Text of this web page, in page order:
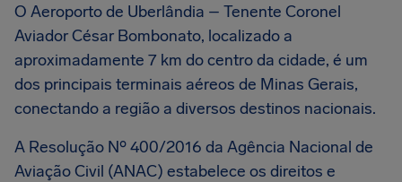
O Aeroporto de Uberlândia – Tenente Coronel
Aviador César Bombonato, localizado a
aproximadamente 7 km do centro da cidade, é um
dos principais terminais aéreos de Minas Gerais,
conectando a região a diversos destinos nacionais.
A Resolução Nº 400/2016 da Agência Nacional de
Aviação Civil (ANAC) estabelece os direitos e